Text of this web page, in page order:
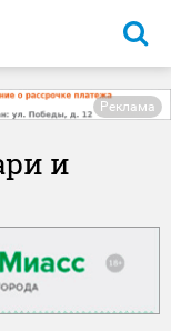
Реклама
и